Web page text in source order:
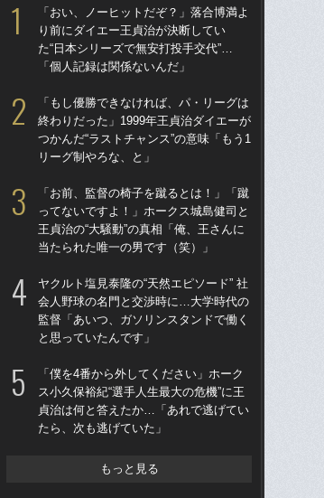
「おい、ノーヒットだぞ？」落合博満よ
り前にダイエー王貞治が決断してい
た“日本シリーズで無安打投手交代”…
「個人記録は関係ないんだ」
「もし優勝できなければ、パ・リーグは
終わりだった」1999年王貞治ダイエーが
つかんだ“ラストチャンス”の意味「もう1
リーグ制やろな、と」
「お前、監督の椅子を蹴るとは！」「蹴
ってないですよ！」ホークス城島健司と
王貞治の“大騒動”の真相「俺、王さんに
当たられた唯一の男です（笑）」
ヤクルト塩見泰隆の“天然エピソード” 社
会人野球の名門と交渉時に…大学時代の
監督「あいつ、ガソリンスタンドで働く
と思っていたんです」
「僕を4番から外してください」ホーク
ス小久保裕紀“選手人生最大の危機”に王
貞治は何と答えたか…「あれで逃げてい
たら、次も逃げていた」
もっと見る